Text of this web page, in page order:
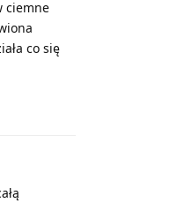
ciemne
co się